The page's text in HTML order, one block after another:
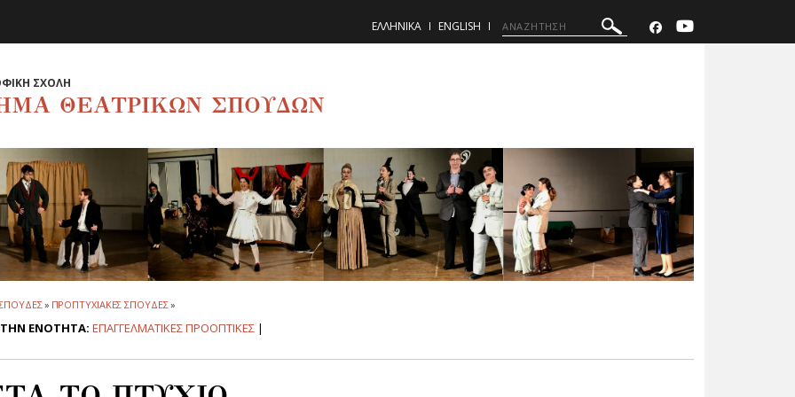
ΕΛΛΗΝΙΚΑ ENGLISH
ΣΧΟΛΗ
ΘΕΑΤΡΙΚΩΝ ΣΠΟΥΔΩΝ
» ΠΡΟΠΤΥΧΙΑΚΕΣ ΣΠΟΥΔΕΣ»
ΕΝΟΤΗΤΑ: ΕΠΑΓΓΕΛΜΑΤΙΚΕΣ ΠΡΟΟΠΤΙΚΕΣ |